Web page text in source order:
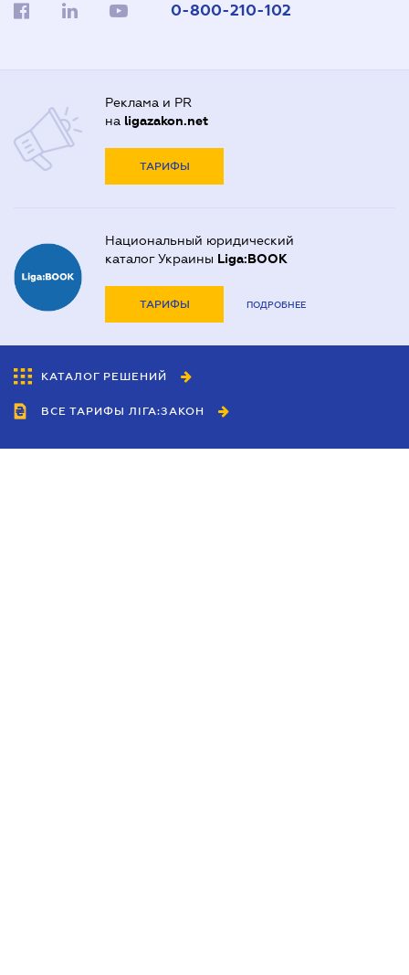
0-800-210-102
Реклама и PR
на ligazakon.net
ТАРИФЫ
Национальный юридический
каталог Украины Liga:BOOK
ТАРИФЫ ПОДРОБНЕЕ
КАТАЛОГ РЕШЕНИЙ
ВСЕ ТАРИФЫ ЛІГА:ЗАКОН